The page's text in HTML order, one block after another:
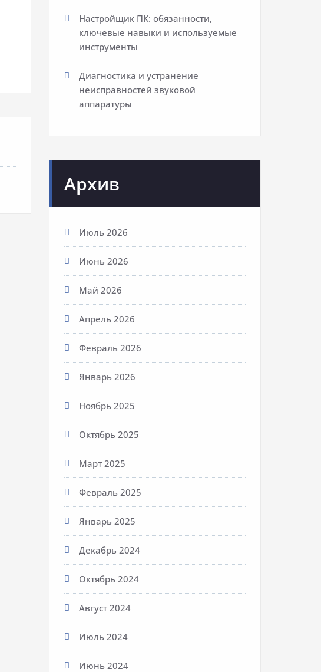
Настройщик ПК: обязанности,
ключевые навыки и используемые
инструменты
Диагностика и устранение
неисправностей звуковой
аппаратуры
Архив
Июль 2026
Июнь 2026
Май 2026
Апрель 2026
Февраль 2026
Январь 2026
Ноябрь 2025
Октябрь 2025
Март 2025
Февраль 2025
Январь 2025
Декабрь 2024
Октябрь 2024
Август 2024
Июль 2024
Июнь 2024